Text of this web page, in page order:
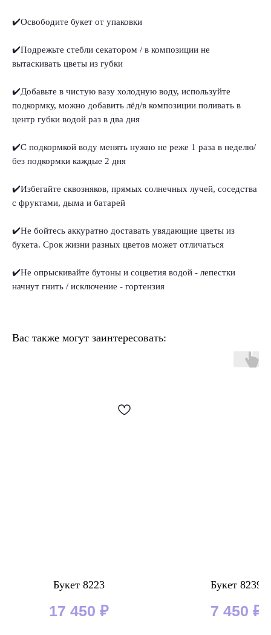
✔️Освободите букет от упаковки
✔️Подрежьте стебли секатором / в композиции не
вытаскивать цветы из губки
✔️Добавьте в чистую вазу холодную воду, используйте
подкормку, можно добавить лёд/в композиции поливать в
центр губки водой раз в два дня
✔️С подкормкой воду менять нужно не реже 1 раза в неделю/
без подкормки каждые 2 дня
✔️Избегайте сквозняков, прямых солнечных лучей, соседства
с фруктами, дыма и батарей
✔️Не бойтесь аккуратно доставать увядающие цветы из
букета. Срок жизни разных цветов может отличаться
✔️Не опрыскивайте бутоны и соцветия водой - лепестки
начнут гнить / исключение - гортензия
Вас также могут заинтересовать:
Букет 8223
17 450 ₽
Букет 8239
7 450 ₽